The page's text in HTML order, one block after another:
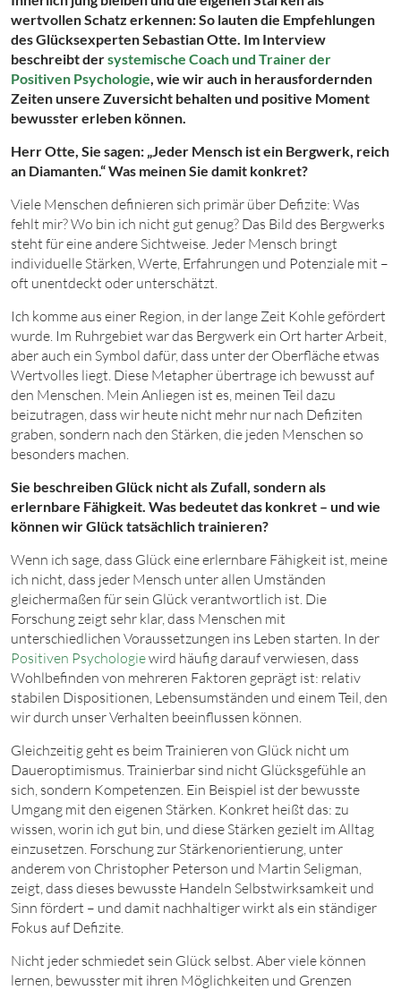
wertvollen Schatz erkennen: So lauten die Empfehlungen
des Glücksexperten Sebastian Otte. Im Interview
beschreibt dersystemische Coach und Trainer der
Positiven Psychologie, wie wir auch in herausfordernden
Zeiten unsere Zuversicht behalten und positive Moment
bewusster erleben können.
Herr Otte, Sie sagen: „Jeder Mensch ist ein Bergwerk, reich
an Diamanten.“ Was meinen Sie damit konkret?
Viele Menschen definieren sich primär über Defizite: Was
fehlt mir? Wo bin ich nicht gut genug? Das Bild des Bergwerks
steht für eine andere Sichtweise. Jeder Mensch bringt
individuelle Stärken, Werte, Erfahrungen und Potenziale mit –
oft unentdeckt oder unterschätzt.
Ich komme aus einer Region, in der lange Zeit Kohle gefördert
wurde. Im Ruhrgebiet war das Bergwerk ein Ort harter Arbeit,
aber auch ein Symbol dafür, dass unter der Oberfläche etwas
Wertvolles liegt. Diese Metapher übertrage ich bewusst auf
den Menschen. Mein Anliegen ist es, meinen Teil dazu
beizutragen, dass wir heute nicht mehr nur nach Defiziten
graben, sondern nach den Stärken, die jeden Menschen so
besonders machen.
Sie beschreiben Glück nicht als Zufall, sondern als
erlernbare Fähigkeit. Was bedeutet das konkret – und wie
können wir Glück tatsächlich trainieren?
Wenn ich sage, dass Glück eine erlernbare Fähigkeit ist, meine
ich nicht, dass jeder Mensch unter allen Umständen
gleichermaßen für sein Glück verantwortlich ist. Die
Forschung zeigt sehr klar, dass Menschen mit
unterschiedlichen Voraussetzungen ins Leben starten. In der
Positiven Psychologiewird häufig darauf verwiesen, dass
Wohlbefinden von mehreren Faktoren geprägt ist: relativ
stabilen Dispositionen, Lebensumständen und einem Teil, den
wir durch unser Verhalten beeinflussen können.
Gleichzeitig geht es beim Trainieren von Glück nicht um
Daueroptimismus. Trainierbar sind nicht Glücksgefühle an
sich, sondern Kompetenzen. Ein Beispiel ist der bewusste
Umgang mit den eigenen Stärken. Konkret heißt das: zu
wissen, worin ich gut bin, und diese Stärken gezielt im Alltag
einzusetzen. Forschung zur Stärkenorientierung, unter
anderem von Christopher Peterson und Martin Seligman,
zeigt, dass dieses bewusste Handeln Selbstwirksamkeit und
Sinn fördert – und damit nachhaltiger wirkt als ein ständiger
Fokus auf Defizite.
Nicht jeder schmiedet sein Glück selbst. Aber viele können
lernen, bewusster mit ihren Möglichkeiten und Grenzen